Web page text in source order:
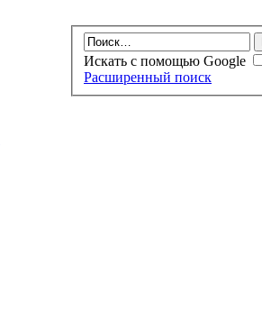
Искать с помощью Google
Расширенный поиск